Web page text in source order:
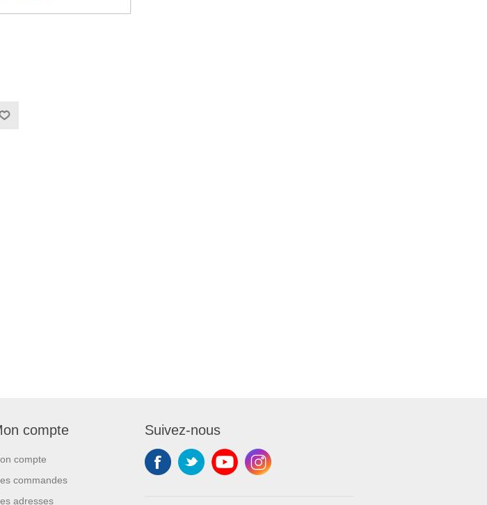
compte
compte
commandes
adresses
Suivez-nous